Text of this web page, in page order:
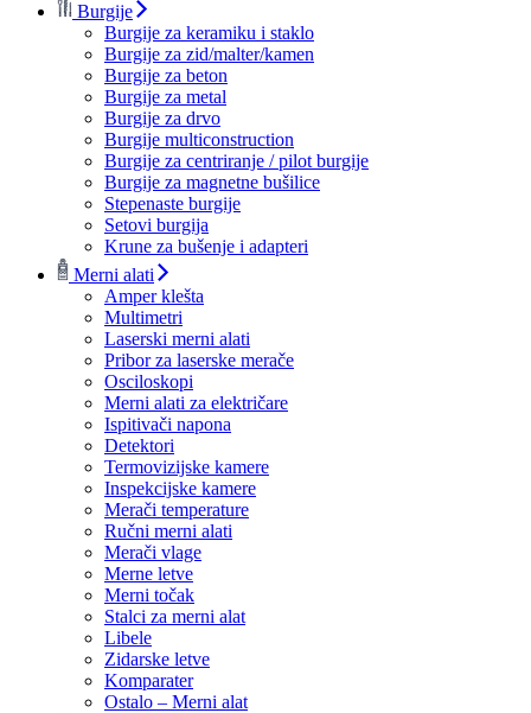
Burgije
Burgije za keramiku i staklo
Burgije za zid/malter/kamen
Burgije za beton
Burgije za metal
Burgije za drvo
Burgije multiconstruction
Burgije za centriranje / pilot burgije
Burgije za magnetne bušilice
Stepenaste burgije
Setovi burgija
Krune za bušenje i adapteri
Merni alati
Amper klešta
Multimetri
Laserski merni alati
Pribor za laserske merače
Osciloskopi
Merni alati za električare
Ispitivači napona
Detektori
Termovizijske kamere
Inspekcijske kamere
Merači temperature
Ručni merni alati
Merači vlage
Merne letve
Merni točak
Stalci za merni alat
Libele
Zidarske letve
Komparater
Ostalo – Merni alat